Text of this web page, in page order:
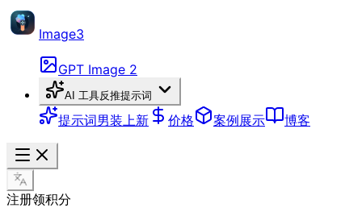
Image3
GPT Image 2
AI 工具反推提示词
提示词男装上新 价格 案例展示 博客
注册领积分